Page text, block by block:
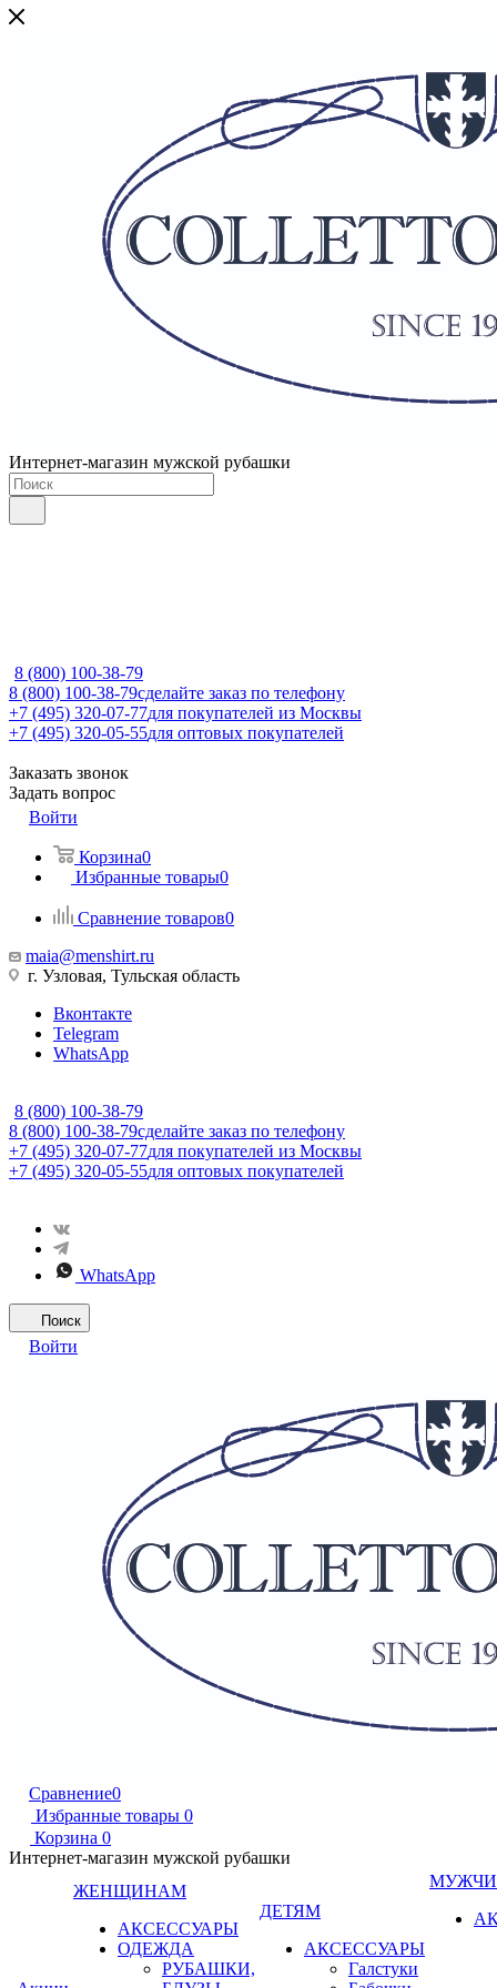
Интернет-магазин мужской рубашки
8 (800) 100-38-79
8 (800) 100-38-79сделайте заказ по телефону
+7 (495) 320-07-77для покупателей из Москвы
+7 (495) 320-05-55для оптовых покупателей
Заказать звонок
Задать вопрос
Войти
Корзина0
Избранные товары0
Сравнение товаров0
maia@menshirt.ru
г. Узловая, Тульская область
Вконтакте
Telegram
WhatsApp
8 (800) 100-38-79
8 (800) 100-38-79сделайте заказ по телефону
+7 (495) 320-07-77для покупателей из Москвы
+7 (495) 320-05-55для оптовых покупателей
WhatsApp
Поиск
Войти
Сравнение0
Избранные товары 0
Корзина 0
Интернет-магазин мужской рубашки
ЖЕНЩИНАМ
АКСЕССУАРЫ
ОДЕЖДА
РУБАШКИ,
ДЕТЯМ
АКСЕССУАРЫ
Галстуки